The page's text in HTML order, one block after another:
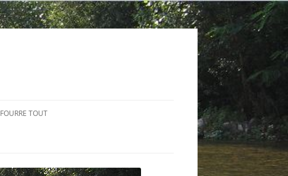
FOURRE TOUT